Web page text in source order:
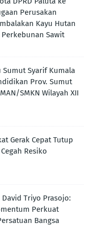
Perusakan
Kayu Hutan
Sawit
Sumut Syarif Kumala
Prov. Sumut
SMKN Wilayah XII
Gerak Cepat Tutup
Resiko
Triyo Prasojo:
Perkuat
Bangsa